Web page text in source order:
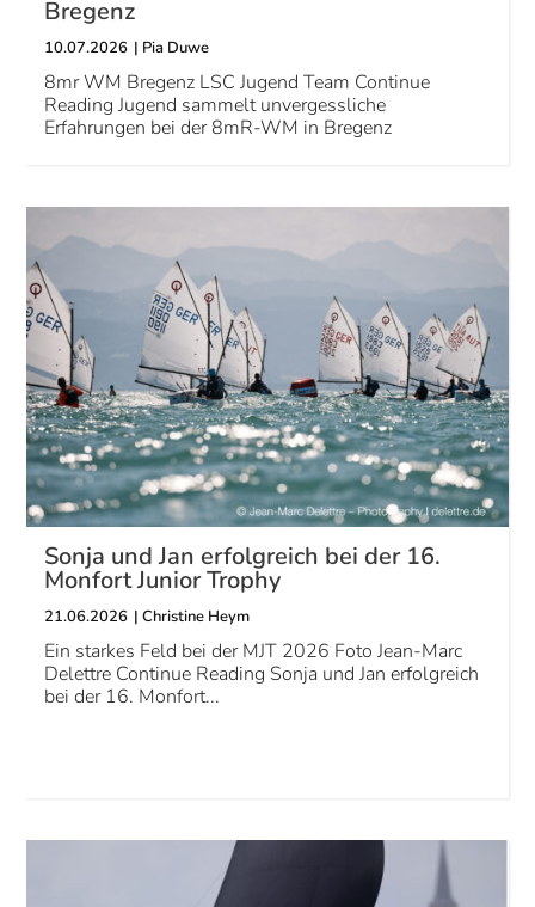
Bregenz
10.07.2026 | Pia Duwe
8mr WM Bregenz LSC Jugend Team Continue
Reading Jugend sammelt unvergessliche
Erfahrungen bei der 8mR-WM in Bregenz
Sonja und Jan erfolgreich bei der 16.
Monfort Junior Trophy
21.06.2026 |Christine Heym
Ein starkes Feld bei der MJT 2026 Foto Jean-Marc
Delettre Continue Reading Sonja und Jan erfolgreich
bei der 16. Monfort...